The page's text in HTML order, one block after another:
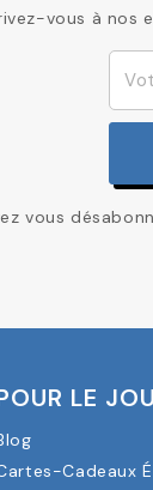
vous à nos
vous
LE
Cadeaux